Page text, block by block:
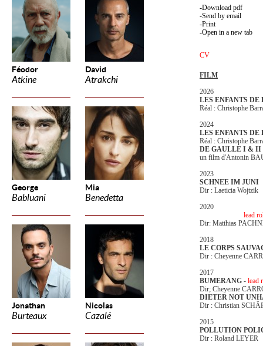
Féodor
Atkine
David
Atrakchi
George
Babluani
Mia
Benedetta
Jonathan
Burteaux
Nicolas
Cazalé
Download pdf
Send by email
Print
Open in a new tab
CV
FILM
2026
LES ENFANTS
Réal : Christophe
2024
LES ENFANTS DE
Réal : Christophe
DE GAULLE I & II
un film d'Antonin
2023
SCHNEE IM JUNI
Dir : Laeticia Wojtzik
2020
lead
Dir: Matthias
2018
LE CORPS
Dir : Cheyenne
2017
BUMERANG - lead
Dir; Cheyenne
DIETER NOT
Dir : Christian
2015
POLLUTION
Dir : Roland LEYER